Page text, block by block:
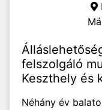
felszolgáló
Keszthely és
Néhány év